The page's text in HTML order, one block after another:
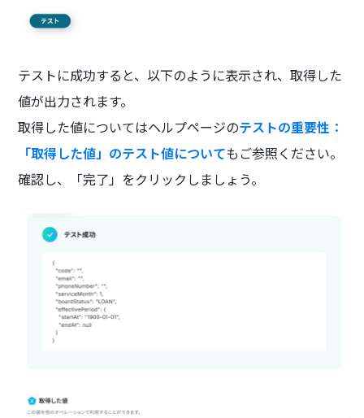
テストに成功すると、以下のように表示され、取得した
値が出力されます。
取得した値についてはヘルプページのテストの重要性：
「取得した値」のテスト値についてもご参照ください。
確認し、「完了」をクリックしましょう。